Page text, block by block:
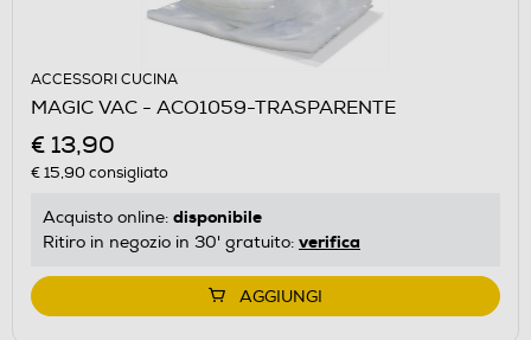
ACCESSORI CUCINA
MAGIC VAC - ACO1059-TRASPARENTE
€ 13,90
€ 15,90consigliato
Acquisto online: disponibile
Ritiro in negozio in 30' gratuito: verifica
AGGIUNGI